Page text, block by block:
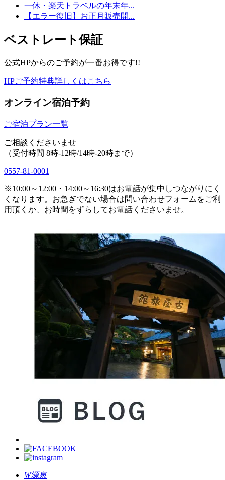
一休・楽天トラベルの年末年...
【エラー復旧】お正月販売開...
ベストレート保証
公式HPからのご予約が一番お得です!!
HPご予約特典詳しくはこちら
オンライン宿泊予約
ご宿泊プラン一覧
ご相談くださいませ
（受付時間 8時-12時/14時-20時まで）
0557-81-0001
※10:00～12:00・14:00～16:30はお電話が集中しつながりにく
くなります。お急ぎでない場合は問い合わせフォームをご利
用頂くか、お時間をずらしてお電話くださいませ。
W源泉